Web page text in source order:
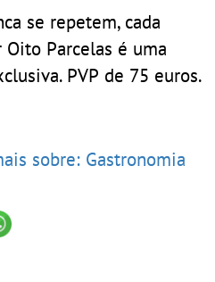
se repetem, cada
Oito Parcelas é uma
PVP de 75 euros.
sobre: Gastronomia